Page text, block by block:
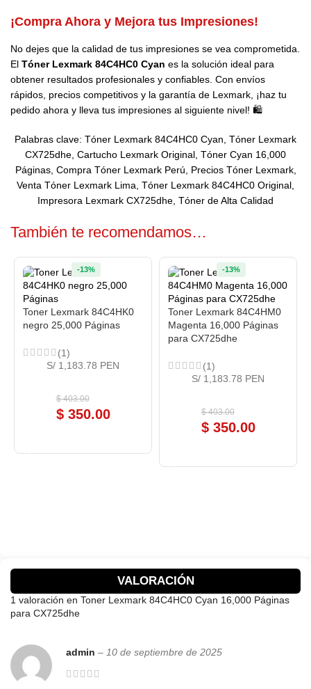
¡Compra Ahora y Mejora tus Impresiones!
No dejes que la calidad de tus impresiones se vea comprometida.
El Tóner Lexmark 84C4HC0 Cyan es la solución ideal para
obtener resultados profesionales y confiables. Con envíos
rápidos, precios competitivos y la garantía de Lexmark, ¡haz tu
pedido ahora y lleva tus impresiones al siguiente nivel! 🛍️
Palabras clave: Tóner Lexmark 84C4HC0 Cyan, Tóner Lexmark
CX725dhe, Cartucho Lexmark Original, Tóner Cyan 16,000
Páginas, Compra Tóner Lexmark Perú, Precios Tóner Lexmark,
Venta Tóner Lexmark Lima, Tóner Lexmark 84C4HC0 Original,
Impresora Lexmark CX725dhe, Tóner de Alta Calidad
También te recomendamos…
Toner Lexmark 84C4HK0
negro 25,000 Páginas
(1)
$403.00
$350.00
-13%
S/ 1,183.78 PEN
Toner Lexmark 84C4HM0
Magenta 16,000 Páginas
para CX725dhe
(1)
$403.00
$350.00
-13%
S/ 1,183.78 PEN
VALORACIÓN
1 valoración en Toner Lexmark 84C4HC0 Cyan 16,000 Páginas
para CX725dhe
admin – 10 de septiembre de 2025